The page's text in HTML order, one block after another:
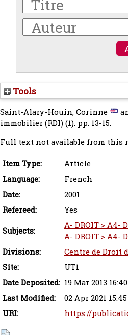
Tools
Saint-Alary-Houin, Corinne
immobilier (RDI) (1). pp. 13-15.
Full text not available from this
Item Type:
Article
Language:
French
Date:
2001
Refereed:
Yes
Subjects:
A- DROIT > A4-
A- DROIT >
Divisions:
Centre de Droit
Site:
UT1
Date Deposited: 19 Mar 2013 16:40
Last Modified:
02 Apr 2021 15:45
URI:
https://